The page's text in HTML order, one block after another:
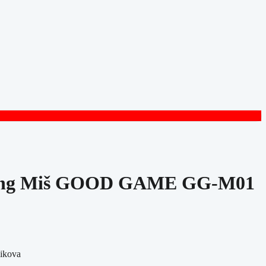
Miš GOOD GAME GG-M01